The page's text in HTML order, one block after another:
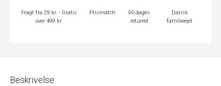
Fragt fra 29 kr. - Gratis
over 499 kr.
Prismatch
90 dages
returret
Dansk
familieejet
Beskrivelse